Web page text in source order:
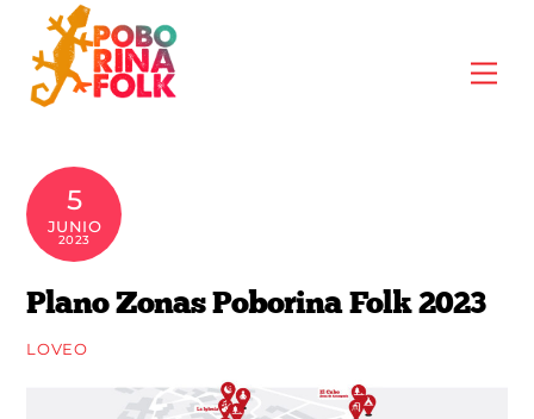
content
5
JUNIO
2023
Plano Zonas Poborina Folk 2023
LOVEO